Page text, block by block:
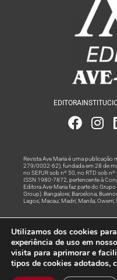
EDITORA
Revista Ave Maria é uma publicação
279/0002-62), fundada em 28 de
no SEPJR sob nº 50, no RTD sob nº
ISSN 1980-7872, pertencente à
Editora Ave-Maria faz parte do
Group). Bangalore; Barcelona;
Lagos; Macau; Madri; Manila; Owerri;
© Todos os Direitos
Utilizamos dos cookies
experiência de uso em
visita para aprimorar e
tipos de cookies adotados,